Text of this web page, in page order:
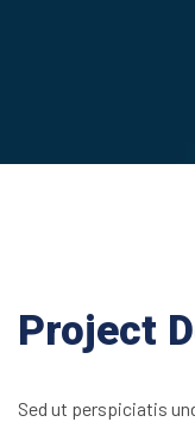
Project
Sed ut perspiciatis